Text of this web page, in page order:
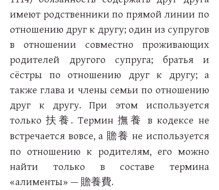
имеют родственники по прямой линии по
отношению друг к другу; один из супругов
в отношении совместно проживающих
родителей другого супруга; братья и
сёстры по отношению друг к другу; а
также глава и члены семьи по отношению
друг к другу. При этом используется
только 扶養 . Термин 撫養
в кодексе не
встречается вовсе, а 贍養 не используется
по отношению к родителям, его можно
найти только в составе термина
«алименты» — 贍養費.